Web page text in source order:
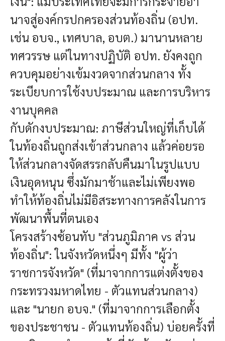
นาจสู่องค์กรปกครองส่วนท้องถิ่น (อปท.
เช่น อบจ., เทศบาล, อบต.) มานานหลาย
ทศวรรษ แต่ในทางปฏิบัติ อปท. ยังคงถูก
ควบคุมอย่างเข้มงวดจากส่วนกลาง ทั้ง
ระเบียบการใช้งบประมาณ และการบริหาร
งานบุคคล
กับดักงบประมาณ: ภาษีส่วนใหญ่ที่เก็บได้
ในท้องถิ่นถูกส่งเข้าส่วนกลาง แล้วค่อยรอ
ให้ส่วนกลางจัดสรรกลับคืนมาในรูปแบบ
เงินอุดหนุน ซึ่งมักมาช้าและไม่เพียงพอ
ทำให้ท้องถิ่นไม่มีอิสระทางการคลังในการ
พัฒนาพื้นที่ตนเอง
โครงสร้างซ้อนทับ "ส่วนภูมิภาค vs ส่วน
ท้องถิ่น":ในจังหวัดหนึ่งๆ มีทั้ง "ผู้ว่า
ราชการจังหวัด" (ที่มาจากการแต่งตั้งของ
กระทรวงมหาดไทย - ตัวแทนส่วนกลาง)
และ "นายก อบจ." (ที่มาจากการเลือกตั้ง
ของประชาชน - ตัวแทนท้องถิ่น) บ่อยครั้งที่